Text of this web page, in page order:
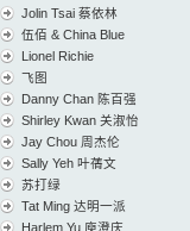
Jolin Tsai 蔡依林
伍佰 & China Blue
Lionel Richie
飞图
Danny Chan 陈百强
Shirley Kwan 关淑怡
Jay Chou 周杰伦
Sally Yeh 叶蒨文
苏打绿
Tat Ming 达明一派
Harlem Yu 庾澄庆